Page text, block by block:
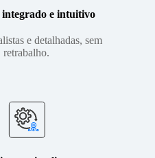
integrado e intuitivo
e detalhadas, sem
retrabalho.